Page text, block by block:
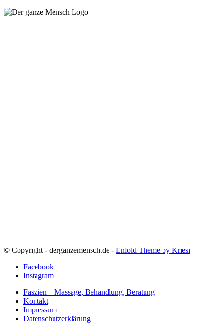
© Copyright - derganzemensch.de - Enfold Theme by Kriesi
Facebook
Instagram
Faszien – Massage, Behandlung, Beratung
Kontakt
Impressum
Datenschutzerklärung